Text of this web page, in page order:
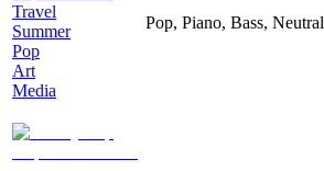
Travel
Summer
Pop
Art
Media
Pop, Piano, Bass, Neutral